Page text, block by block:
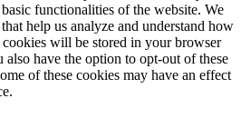
functionalities of the website. We
help us analyze and understand how
will be stored in your browser
have the option to opt-out of these
of these cookies may have an effect